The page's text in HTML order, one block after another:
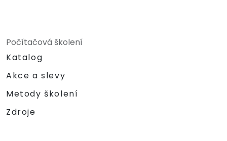
Počítačová školení
Katalog
Akce a slevy
Metody školení
Zdroje